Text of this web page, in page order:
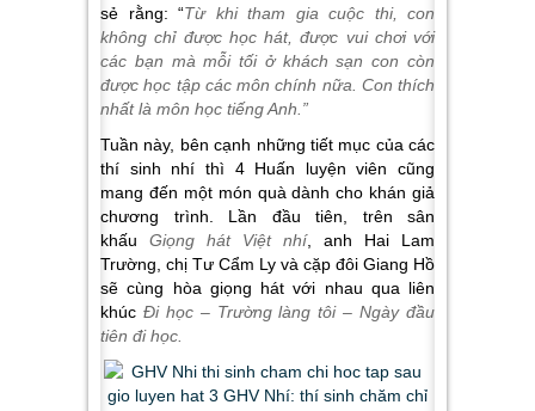
sẻ rằng: “Từ khi tham gia cuộc thi, con
không chỉ được học hát, được vui chơi với
các bạn mà mỗi tối ở khách sạn con còn
được học tập các môn chính nữa. Con thích
nhất là môn học tiếng Anh.”
Tuần này, bên cạnh những tiết mục của các
thí sinh nhí thì 4 Huấn luyện viên cũng
mang đến một món quà dành cho khán giả
chương trình. Lần đầu tiên, trên sân
khấu Giọng hát Việt nhí, anh Hai Lam
Trường, chị Tư Cẩm Ly và cặp đôi Giang Hồ
sẽ cùng hòa giọng hát với nhau qua liên
khúc Đi học – Trường làng tôi – Ngày đầu
tiên đi học.